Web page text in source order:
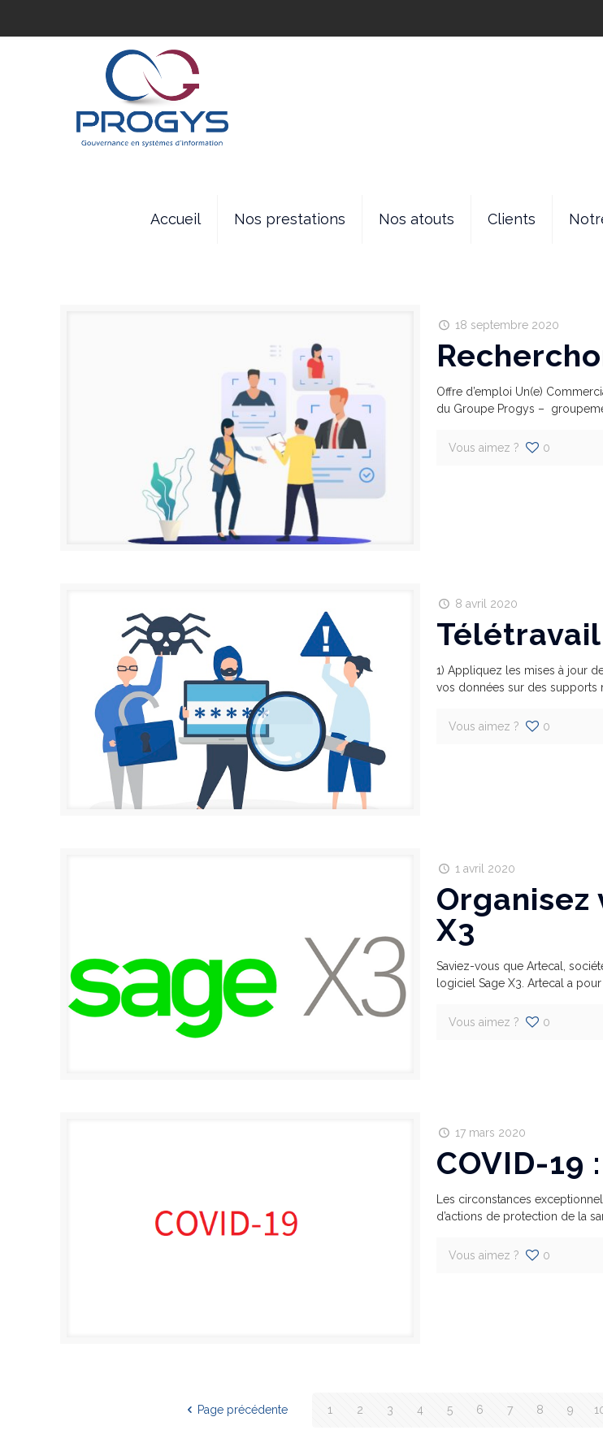
Accueil Nos prestations Nos atouts Clients
18 septembre 2020
Offre d’emploi Un(e)
du Groupe Progys –
Vous aimez ? 0
8 avril 2020
1) Appliquez les mises à jour
vos données sur des
Vous aimez ? 0
1 avril 2020
Organisez
X3
Saviez-vous que Artecal,
logiciel Sage X3. Artecal a
Vous aimez ? 0
17 mars 2020
COVID-
Les circonstances
d’actions de protection de la
Vous aimez ? 0
Page précédente 1 2 3 4 5 6 7 8 9